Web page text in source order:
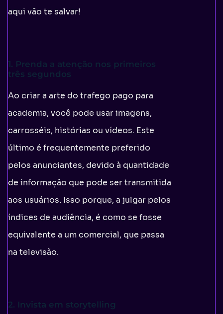
aqui vão te salvar!
1. Prenda a atenção nos primeiros
três segundos
Ao criar a arte do trafego pago para
academia, você pode usar imagens,
carrosséis, histórias ou vídeos. Este
último é frequentemente preferido
pelos anunciantes, devido à quantidade
de informação que pode ser transmitida
aos usuários. Isso porque, a julgar pelos
índices de audiência, é como se fosse
equivalente a um comercial, que passa
na televisão.
2. Invista em storytelling